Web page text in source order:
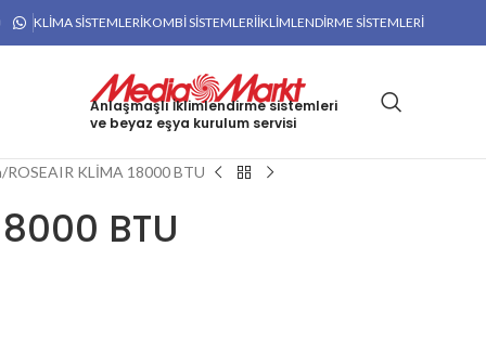
KLIMA SISTEMLERIKOMBI SISTEMLERIİKLIMLENDIRME SISTEMLERI
Anlaşmaşlı İklimlendirme sistemleri
ve beyaz eşya kurulum servisi
ROSEAIR KLİMA 18000 BTU
BTU